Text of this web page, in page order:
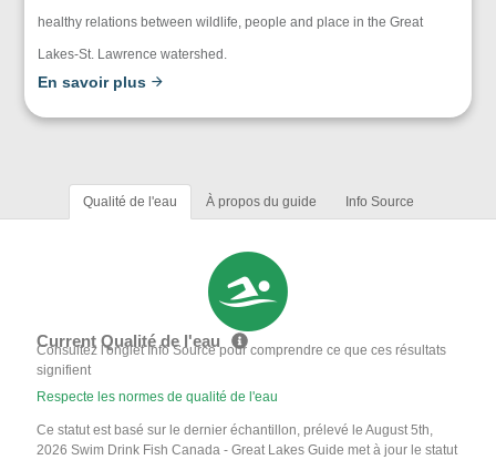
healthy relations between wildlife, people and place in the Great
Lakes-St. Lawrence watershed.
En savoir plus
Qualité de l'eau À propos du guide Info Source
Current Qualité de l'eau
Consultez l'onglet Info Source pour comprendre ce que ces résultats
signifient
Respecte les normes de qualité de l'eau
Ce statut est basé sur le dernier échantillon, prélevé le August 5th,
2026 Swim Drink Fish Canada - Great Lakes Guide met à jour le statut